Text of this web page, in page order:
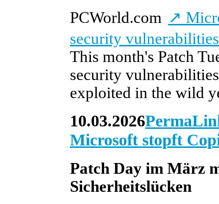
PCWorld.com ↗
security vulnerabilities
This month's Patch
security
exploited in the wild
10.03.2026
Microsoft stopft
Patch Day im März
Sicherheitslücken